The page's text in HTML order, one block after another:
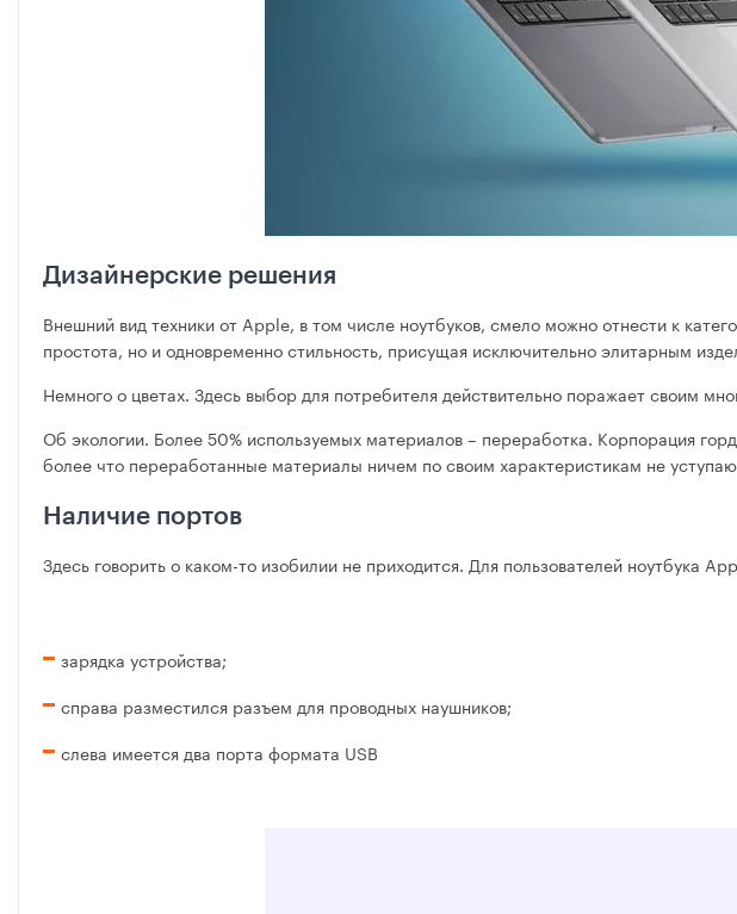
Дизайнерские решения
Внешний вид техники от Apple, в том числе ноутбуков, смело можно отнести к
простота, но и одновременно стильность, присущая исключительно элитарным
Немного о цветах. Здесь выбор для потребителя действительно поражает своим
Об экологии. Более 50% используемых материалов – переработка. Корпорация
более что переработанные материалы ничем по своим характеристикам не
Наличие портов
Здесь говорить о каком-то изобилии не приходится. Для пользователей
зарядка устройства;
справа разместился разъем для проводных наушников;
слева имеется два порта формата USB